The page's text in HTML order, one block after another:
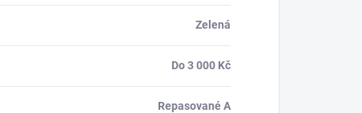
Zelená
Do 3 000 Kč
Repasované A